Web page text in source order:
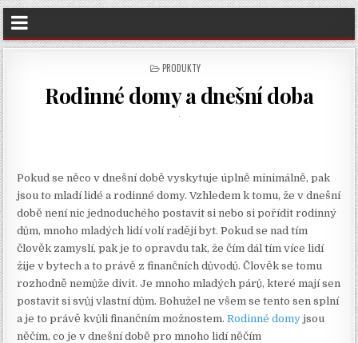
POSTED
PRODUKTY
Rodinné domy a dnešní doba
Pokud se něco v dnešní době vyskytuje úplně minimálně, pak
jsou to mladí lidé a rodinné domy. Vzhledem k tomu, že v dnešní
době není nic jednoduchého postavit si nebo si pořídit rodinný
dům, mnoho mladých lidí volí raději byt. Pokud se nad tím
člověk zamyslí, pak je to opravdu tak, že čím dál tím více lidí
žije v bytech a to právě z finančních důvodů. Člověk se tomu
rozhodně nemůže divit. Je mnoho mladých párů, které mají sen
postavit si svůj vlastní dům. Bohužel ne všem se tento sen splní
a je to právě kvůli finančním možnostem.Rodinné domy jsou
něčím, co je v dnešní době pro mnoho lidí něčím